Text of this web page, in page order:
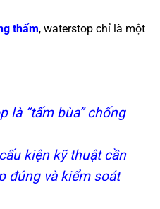
thấm, waterstop chỉ là một
là “tấm bùa” chống
kiện kỹ thuật cần
đúng và kiểm soát